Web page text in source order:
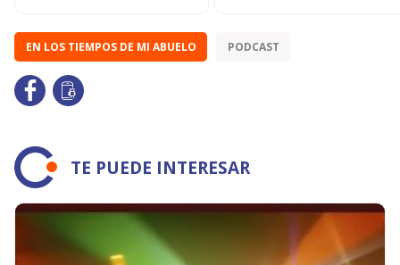
EN LOS TIEMPOS DE MI ABUELO PODCAST
TE PUEDE INTERESAR